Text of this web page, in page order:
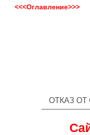
<<<Оглавление>>>
ОТКАЗ